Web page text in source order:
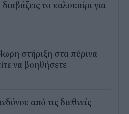
διαβάζεις το καλοκαίρι για
στήριξη στα πύρινα
να βοηθήσετε
από τις διεθνείς